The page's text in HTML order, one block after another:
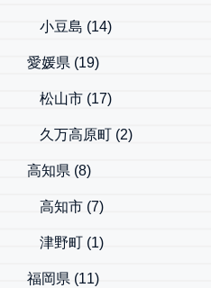
小豆島 (14)
愛媛県 (19)
松山市 (17)
久万高原町 (2)
高知県 (8)
高知市 (7)
津野町 (1)
福岡県 (11)